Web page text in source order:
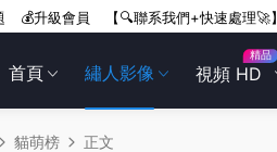
首頁 繡人影像 視頻 HD
精品
💰升級會員 【🔍聯系我們+快速處理🚀】
貓萌榜 正文